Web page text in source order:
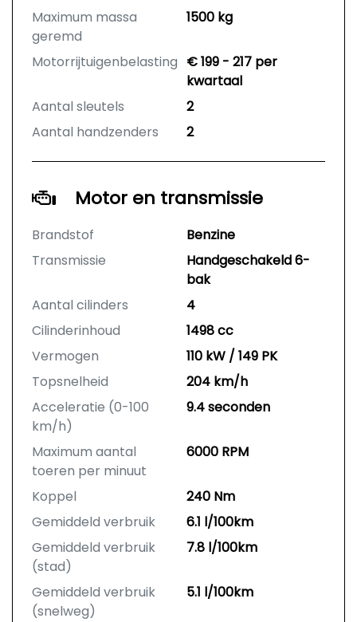
Maximum massa
geremd
1500 kg
Motorrijtuigenbelasting € 199 - 217 per
kwartaal
Aantal sleutels
2
Aantal handzenders
2
Motor en transmissie
Brandstof
Benzine
Transmissie
Handgeschakeld 6-
bak
Aantal cilinders
4
Cilinderinhoud
1498 cc
Vermogen
110 kW / 149 PK
Topsnelheid
204 km/h
Acceleratie (0-100
km/h)
9.4 seconden
Maximum aantal
toeren per minuut
6000 RPM
Koppel
240 Nm
Gemiddeld verbruik
6.1 l/100km
Gemiddeld verbruik
(stad)
7.8 l/100km
Gemiddeld verbruik
(snelweg)
5.1 l/100km